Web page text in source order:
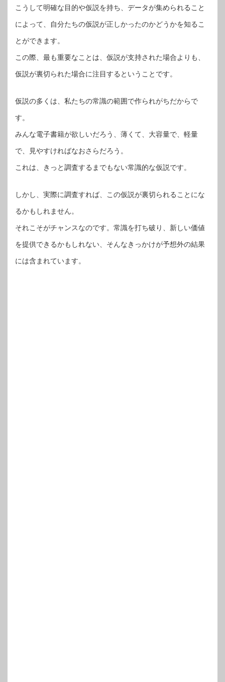
こうして明確な目的や仮説を持ち、データが集められること
によって、自分たちの仮説が正しかったのかどうかを知るこ
とができます。
この際、最も重要なことは、仮説が支持された場合よりも、
仮説が裏切られた場合に注目するということです。
仮説の多くは、私たちの常識の範囲で作られがちだからで
す。
みんな電子書籍が欲しいだろう、薄くて、大容量で、軽量
で、見やすければなおさらだろう。
これは、きっと調査するまでもない常識的な仮説です。
しかし、実際に調査すれば、この仮説が裏切られることにな
るかもしれません。
それこそがチャンスなのです。常識を打ち破り、新しい価値
を提供できるかもしれない、そんなきっかけが予想外の結果
には含まれています。